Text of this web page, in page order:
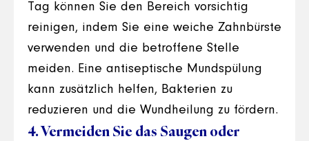
Tag können Sie den Bereich vorsichtig
reinigen, indem Sie eine weiche Zahnbürste
verwenden und die betroffene Stelle
meiden. Eine antiseptische Mundspülung
kann zusätzlich helfen, Bakterien zu
reduzieren und die Wundheilung zu fördern.
4. Vermeiden Sie das Saugen oder